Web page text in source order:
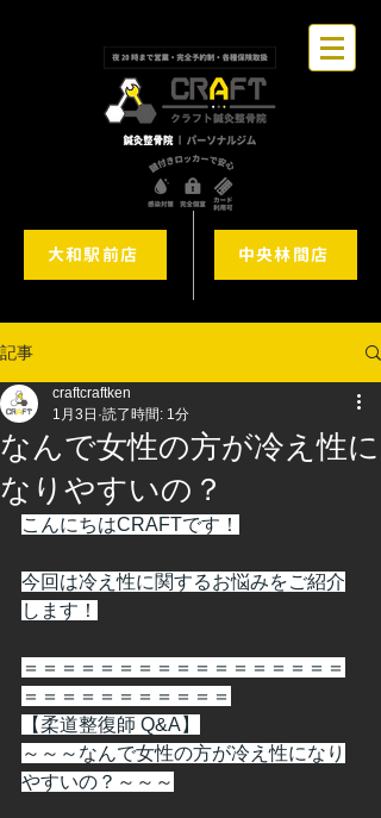
大和駅前店 中央林間店
記事
なんで女性の方が冷え性に
なりやすいの？
craftcraftken
1月3日 読了時間: 1分
こんにちはCRAFTです！
今回は冷え性に関するお悩みをご紹介
します！
＝＝＝＝＝＝＝＝＝＝＝＝＝＝＝＝＝
＝＝＝＝＝＝＝＝＝＝＝
【柔道整復師 Q&A】
～～～なんで女性の方が冷え性になり
やすいの？～～～